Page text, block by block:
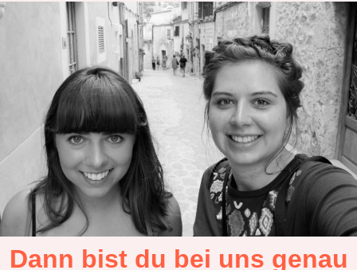
Dann bist du bei uns genau